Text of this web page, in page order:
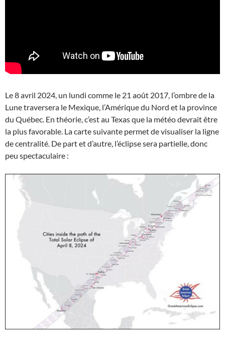
Le 8 avril 2024, un lundi comme le 21 août 2017, l’ombre de la
Lune traversera le Mexique, l’Amérique du Nord et la province
du Québec. En théorie, c’est au Texas que la météo devrait être
la plus favorable. La carte suivante permet de visualiser la ligne
de centralité. De part et d’autre, l’éclipse sera partielle, donc
peu spectaculaire :